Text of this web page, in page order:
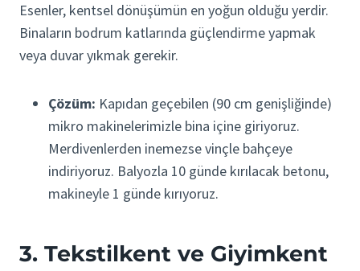
Esenler, kentsel dönüşümün en yoğun olduğu yerdir.
Binaların bodrum katlarında güçlendirme yapmak
veya duvar yıkmak gerekir.
Çözüm: Kapıdan geçebilen (90 cm genişliğinde)
mikro makinelerimizle bina içine giriyoruz.
Merdivenlerden inemezse vinçle bahçeye
indiriyoruz. Balyozla 10 günde kırılacak betonu,
makineyle 1 günde kırıyoruz.
3. Tekstilkent ve Giyimkent